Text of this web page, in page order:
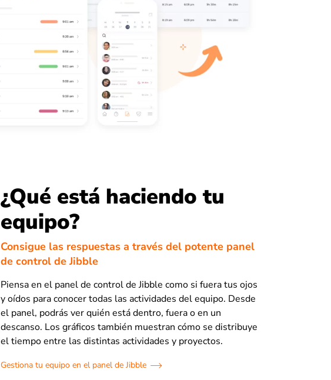
¿Qué está haciendo tu
equipo?
Consigue las respuestas a través del potente panel
de control de Jibble
Piensa en el panel de control de Jibble como si fuera tus ojos
y oídos para conocer todas las actividades del equipo. Desde
el panel, podrás ver quién está dentro, fuera o en un
descanso. Los gráficos también muestran cómo se distribuye
el tiempo entre las distintas actividades y proyectos.
Gestiona tu equipo en el panel de Jibble